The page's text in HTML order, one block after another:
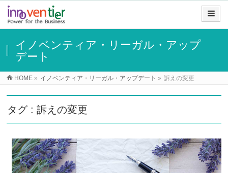
イノベンティア・リーガル・アップ
デート
HOME » イノベンティア・リーガル・アップデート » 訴えの変更
タグ : 訴えの変更